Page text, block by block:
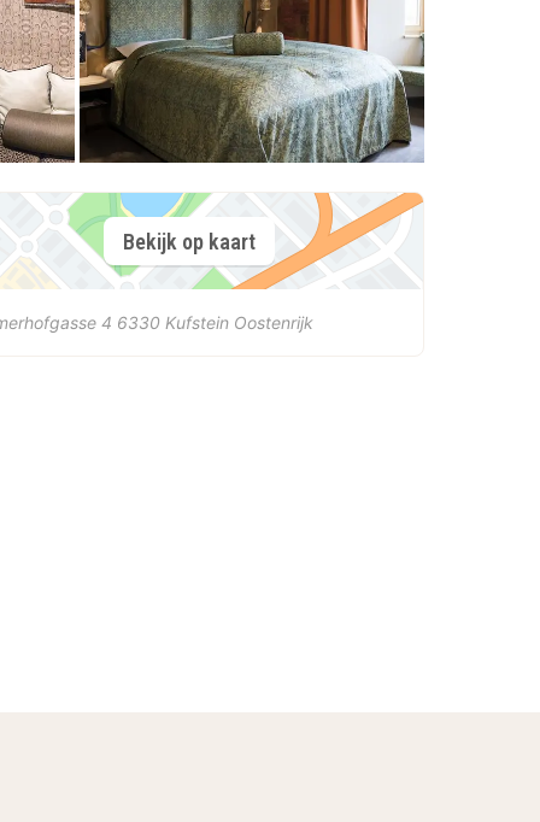
Bekijk op kaart
4 6330 Kufstein Oostenrijk